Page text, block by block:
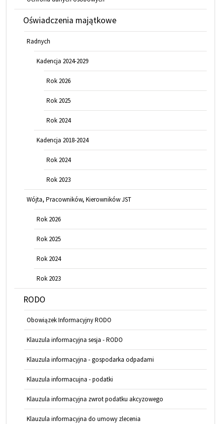
Oświadczenia majątkowe
Radnych
Kadencja 2024-2029
Rok 2026
Rok 2025
Rok 2024
Kadencja 2018-2024
Rok 2024
Rok 2023
Wójta, Pracowników, Kierowników JST
Rok 2026
Rok 2025
Rok 2024
Rok 2023
RODO
Obowiązek Informacyjny RODO
Klauzula informacyjna sesja - RODO
Klauzula informacyjna - gospodarka odpadami
Klauzula informacujna - podatki
Klauzula informacyjna zwrot podatku akcyzowego
Klauzula informacyjna do umowy zlecenia